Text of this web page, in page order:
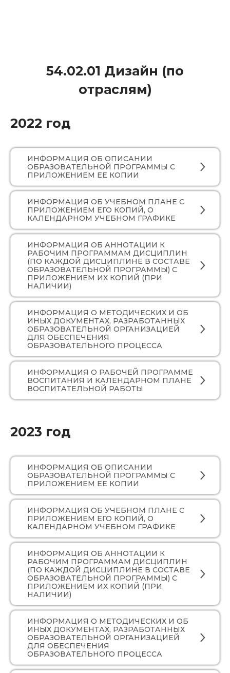
54.02.01 Дизайн (по
отраслям)
2022 год
ИНФОРМАЦИЯ ОБ ОПИСАНИИ
ОБРАЗОВАТЕЛЬНОЙ ПРОГРАММЫ С
ПРИЛОЖЕНИЕМ ЕЕ КОПИИ
ИНФОРМАЦИЯ ОБ УЧЕБНОМ ПЛАНЕ С
ПРИЛОЖЕНИЕМ ЕГО КОПИЙ, О
КАЛЕНДАРНОМ УЧЕБНОМ ГРАФИКЕ
ИНФОРМАЦИЯ ОБ АННОТАЦИИ К
РАБОЧИМ ПРОГРАММАМ ДИСЦИПЛИН
(ПО КАЖДОЙ ДИСЦИПЛИНЕ В СОСТАВЕ
ОБРАЗОВАТЕЛЬНОЙ ПРОГРАММЫ) С
ПРИЛОЖЕНИЕМ ИХ КОПИЙ (ПРИ
НАЛИЧИИ)
ИНФОРМАЦИЯ О МЕТОДИЧЕСКИХ И ОБ
ИНЫХ ДОКУМЕНТАХ, РАЗРАБОТАННЫХ
ОБРАЗОВАТЕЛЬНОЙ ОРГАНИЗАЦИЕЙ
ДЛЯ ОБЕСПЕЧЕНИЯ
ОБРАЗОВАТЕЛЬНОГО ПРОЦЕССА
ИНФОРМАЦИЯ О РАБОЧЕЙ ПРОГРАММЕ
ВОСПИТАНИЯ И КАЛЕНДАРНОМ ПЛАНЕ
ВОСПИТАТЕЛЬНОЙ РАБОТЫ
2023 год
ИНФОРМАЦИЯ ОБ ОПИСАНИИ
ОБРАЗОВАТЕЛЬНОЙ ПРОГРАММЫ С
ПРИЛОЖЕНИЕМ ЕЕ КОПИИ
ИНФОРМАЦИЯ ОБ УЧЕБНОМ ПЛАНЕ С
ПРИЛОЖЕНИЕМ ЕГО КОПИЙ, О
КАЛЕНДАРНОМ УЧЕБНОМ ГРАФИКЕ
ИНФОРМАЦИЯ ОБ АННОТАЦИИ К
РАБОЧИМ ПРОГРАММАМ ДИСЦИПЛИН
(ПО КАЖДОЙ ДИСЦИПЛИНЕ В СОСТАВЕ
ОБРАЗОВАТЕЛЬНОЙ ПРОГРАММЫ) С
ПРИЛОЖЕНИЕМ ИХ КОПИЙ (ПРИ
НАЛИЧИИ)
ИНФОРМАЦИЯ О МЕТОДИЧЕСКИХ И ОБ
ИНЫХ ДОКУМЕНТАХ, РАЗРАБОТАННЫХ
ОБРАЗОВАТЕЛЬНОЙ ОРГАНИЗАЦИЕЙ
ДЛЯ ОБЕСПЕЧЕНИЯ
ОБРАЗОВАТЕЛЬНОГО ПРОЦЕССА